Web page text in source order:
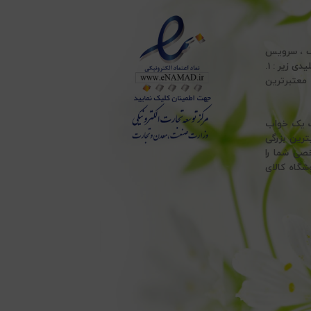
، سرویس
ملحفه ، انواع تشک طبی ، انواع بالش پر و بالش الیاف و انواع حوله ، با پایبندی به اصول کلیدی زیر : 1.
به معتبرترین
یک خواب
بزرگی
شما را
کالای